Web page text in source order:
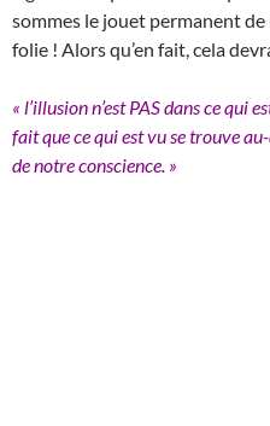
sommes le jouet permanent
folie ! Alors qu’en fait, cela
« l’illusion n’est PAS dans ce qui
fait que ce qui est vu se trouve
de notre conscience. »